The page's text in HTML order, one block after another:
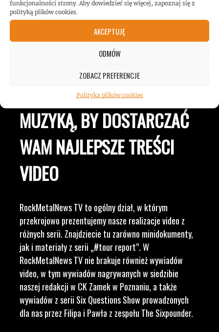
funkcjonalności strony. Aby dowiedzieć się więcej, zapoznaj się z
polityką plików cookies.
AKCEPTUJĘ
ODMÓW
ZOBACZ PREFERENCJE
Polityka plików cookies
JESTEŚMY BLISKO
ZESPOŁÓW, KONCERTÓW I
LUDZI ZWIĄZANYCH Z
MUZYKĄ, BY DOSTARCZAĆ
WAM NAJLEPSZE TREŚCI
VIDEO
RockMetalNews TV to ogólny dział, w którym
przekrojowo prezentujemy nasze realizacje video z
różnych serii. Znajdziecie tu zarówno minidokumenty,
jak i materiały z serii „#tour report”. W
RockMetalNews TV nie brakuje również wywiadów
video, w tym wywiadów nagrywanych w siedzibie
naszej redakcji w CK Zamek w Poznaniu, a także
wywiadów z serii Six Questions Show prowadzonych
dla nas przez Filipa i Pawła z zespołu The Sixpounder.